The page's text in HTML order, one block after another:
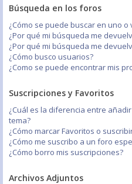
Búsqueda en los foros
¿Cómo se puede buscar en uno
¿Por qué mi búsqueda me
¿Por qué mi búsqueda me
¿Cómo busco usuarios?
¿Como se puede encontrar mis
Suscripciones y Favoritos
¿Cuál es la diferencia entre
tema?
¿Cómo marcar Favoritos o
¿Cómo me suscribo a un foro
¿Cómo borro mis suscripciones?
Archivos Adjuntos